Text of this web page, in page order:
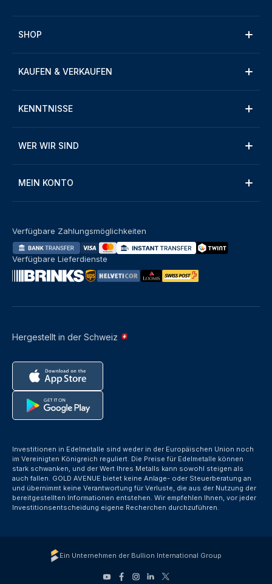
SHOP
KAUFEN & VERKAUFEN
KENNTNISSE
WER WIR SIND
MEIN KONTO
Hergestellt in der Schweiz
Verfügbare Zahlungsmöglichkeiten
Verfügbare Lieferdienste
Investitionen in Edelmetalle sind weder in der Europäischen Union noch
im Vereinigten Königreich reguliert. Die Preise für Edelmetalle können
stark schwanken, und der Wert Ihres Metalls kann sowohl steigen als
auch fallen. GOLD AVENUE bietet keine Anlage- oder Steuerberatung an
und übernimmt keine Verantwortung für Verluste, die aus der Nutzung der
bereitgestellten Informationen entstehen. Wir empfehlen Ihnen, vor jeder
Investitionsentscheidung eigene Recherchen durchzuführen.
Ein Unternehmen der Bullion International Group